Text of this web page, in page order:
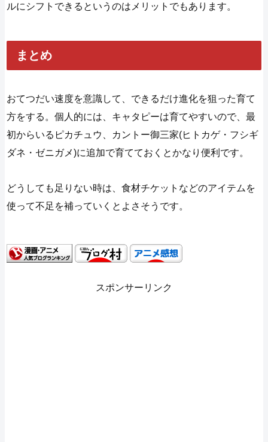
ルにシフトできるというのはメリットでもあります。
まとめ
おてつだい速度を意識して、できるだけ進化を狙った育て
方をする。個人的には、キャタピーは育てやすいので、最
初からいるピカチュウ、カントー御三家(ヒトカゲ・フシギ
ダネ・ゼニガメ)に追加で育てておくとかなり便利です。
どうしても足りない時は、食材チケットなどのアイテムを
使って不足を補っていくとよさそうです。
スポンサーリンク